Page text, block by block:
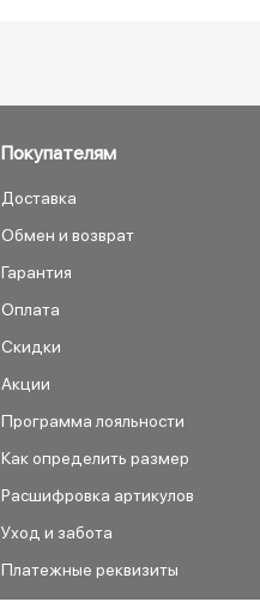
Покупателям
Доставка
Обмен и возврат
Гарантия
Оплата
Скидки
Акции
Программа лояльности
Как определить размер
Расшифровка артикулов
Уход и забота
Платежные реквизиты